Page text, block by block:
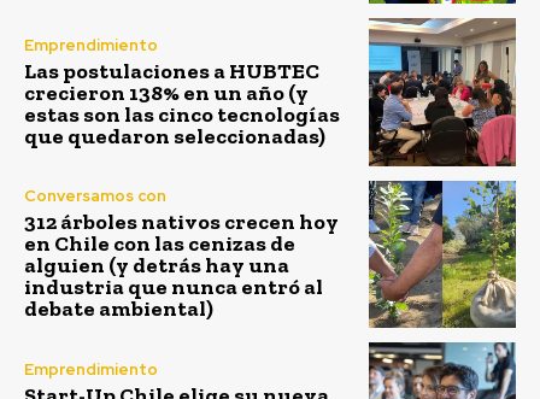
Emprendimiento
Las postulaciones a HUBTEC
crecieron 138% en un año (y
estas son las cinco tecnologías
que quedaron seleccionadas)
Conversamos con
312 árboles nativos crecen hoy
en Chile con las cenizas de
alguien (y detrás hay una
industria que nunca entró al
debate ambiental)
Emprendimiento